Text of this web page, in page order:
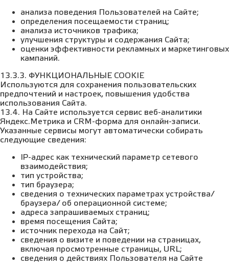
анализа поведения Пользователей на Сайте;
определения посещаемости страниц;
анализа источников трафика;
улучшения структуры и содержания Сайта;
оценки эффективности рекламных и маркетинговых
кампаний.
13.3.3. ФУНКЦИОНАЛЬНЫЕ COOKIE
Используются для сохранения пользовательских
предпочтений и настроек, повышения удобства
использования Сайта.
13.4. На Сайте используется сервис веб-аналитики
Яндекс.Метрика и CRM-форма для онлайн-записи.
Указанные сервисы могут автоматически собирать
следующие сведения:
IP-адрес как технический параметр сетевого
взаимодействия;
тип устройства;
тип браузера;
сведения о технических параметрах устройства/
браузера/ об операционной системе;
адреса запрашиваемых страниц;
время посещения Сайта;
источник перехода на Сайт;
сведения о визите и поведении на страницах,
включая просмотренные страницы, URL;
сведения о действиях Пользователя на Сайте